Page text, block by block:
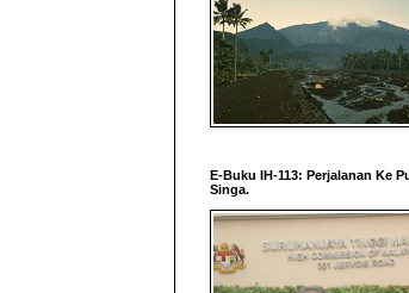
E-Buku IH-113: Perjalanan Ke
Singa.